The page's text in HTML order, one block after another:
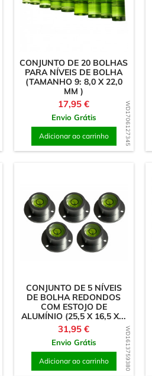
WD1706127345
CONJUNTO DE 20 BOLHAS
PARA NÍVEIS DE BOLHA
(TAMANHO 9: 8,0 X 22,0
MM )
Preço
17,95 €
Envio Grátis
Adicionar ao carrinho
WD1613759380
CONJUNTO DE 5 NÍVEIS
DE BOLHA REDONDOS
COM ESTOJO DE
ALUMÍNIO (25,5 X 16,5 X...
Preço
31,95 €
Envio Grátis
Adicionar ao carrinho